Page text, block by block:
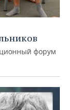
форум